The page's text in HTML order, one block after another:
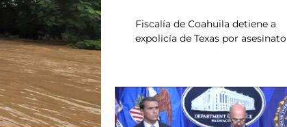
Fiscalía de Coahuila detiene a
expolicía de Texas por asesinato